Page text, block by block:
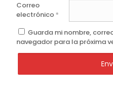
Correo
electrónico *
Guarda mi nombre,
navegador para la próxima